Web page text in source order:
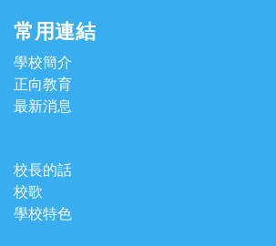
常用連結
學校簡介
正向教育
最新消息
校長的話
校歌
學校特色